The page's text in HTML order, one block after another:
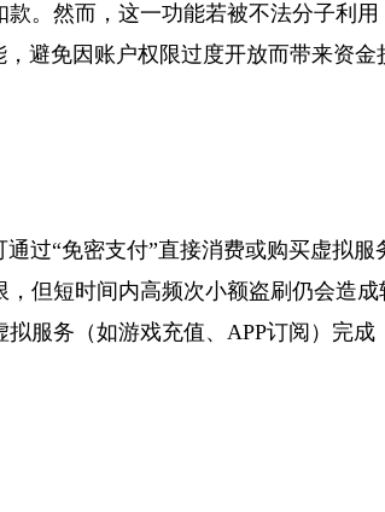
。然而，这一功能若被不法分子利用
避免因账户权限过度开放而带来资金
“免密支付”直接消费或购买虚拟服
但短时间内高频次小额盗刷仍会造成
服务（如游戏充值、APP订阅）完成